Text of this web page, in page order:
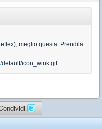
meglio questa. Prendila
default/icon_wink.gif